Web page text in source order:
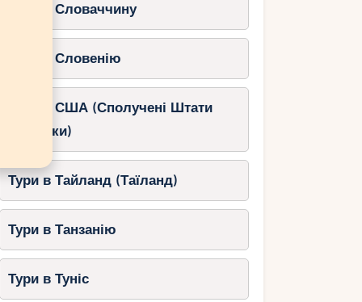
Тури в Словаччину
Тури в Словенію
Тури в США (Сполучені Штати
Америки)
Тури в Тайланд (Таїланд)
Тури в Танзанію
Тури в Туніс